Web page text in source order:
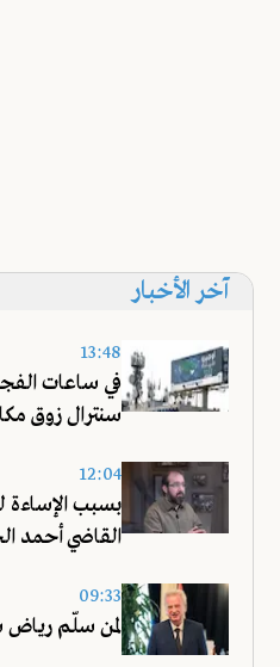
آخر الأخبار
13:48
في ساعات
سنترال زوق
12:04
بسبب الإساءة
القاضي أحمد
09:33
لمن سلّم رياض